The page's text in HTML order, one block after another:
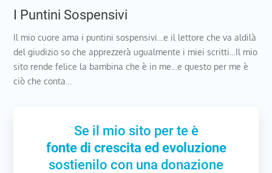
I Puntini Sospensivi
Il mio cuore ama i puntini sospensivi…e il lettore che va aldilà
del giudizio so che apprezzerà ugualmente i miei scritti…Il mio
sito rende felice la bambina che è in me…e questo per me è
ciò che conta…
Se il mio sito per te è
fonte di crescita ed evoluzione
sostienilo con una donazione